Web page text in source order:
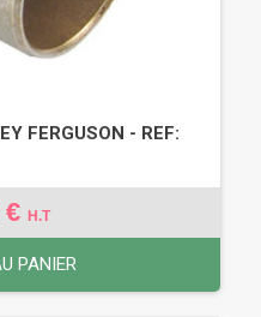
FERGUSON - REF:
€ H.T
PANIER